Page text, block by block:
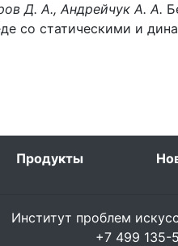
Д. А., Андрейчук А. А.
со статическими и
Продукты
Институт проблем
+7 499 135-